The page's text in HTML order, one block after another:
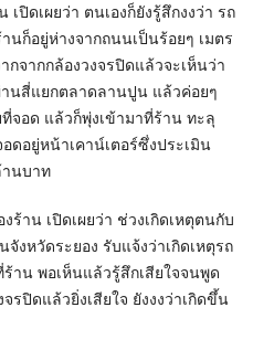
ปิดเผยว่า ตนเองก็ยังรู้สึกงงว่า รถ
นก็อยู่ห่างจากถนนเป็นร้อยๆ เมตร
จากกล้องวงจรปิดแล้วจะเห็นว่า
นสี่แยกตลาดลานปูน แล้วค่อยๆ
อด แล้วก็พุ่งเข้ามาที่ร้าน ทะลุ
ดอยู่หน้าเคาน์เตอร์ซึ่งประเมิน
านบาท
ร้าน เปิดเผยว่า ช่วงเกิดเหตุตนกับ
งหวัดระยอง รับแจ้งว่าเกิดเหตุรถ
าน พอเห็นแล้วรู้สึกเสียใจจนพูด
รปิดแล้วยิ่งเสียใจ ยังงงว่าเกิดขึ้น